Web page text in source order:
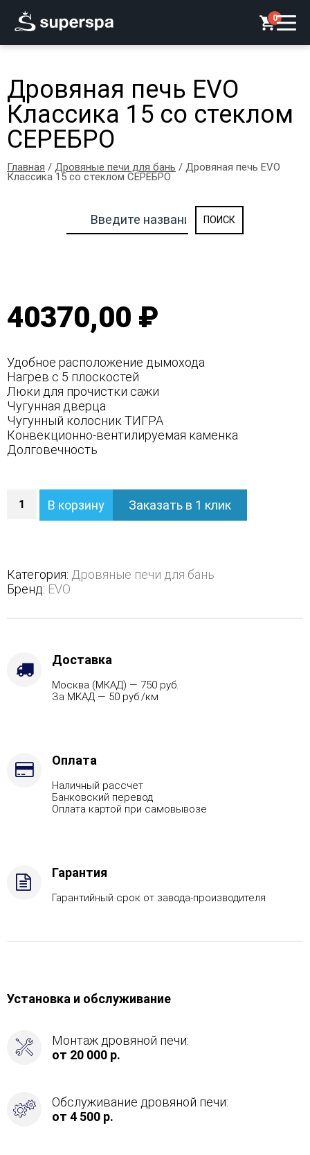
0
Дровяная печь EVO
Классика 15 со стеклом
СЕРЕБРО
Главная / Дровяные печи для бань / Дровяная печь EVO
Классика 15 со стеклом СЕРЕБРО
40370,00 ₽
Удобное расположение дымохода
Нагрев с 5 плоскостей
Люки для прочистки сажи
Чугунная дверца
Чугунный колосник ТИГРА
Конвекционно-вентилируемая каменка
Долговечность
Дровяная
15
со
стеклом
В корзину Заказать в 1 клик
Категория: Дровяные печи для бань
Бренд: EVO
Доставка
Москва (МКАД) — 750 руб.
За МКАД — 50 руб./км
Оплата
Наличный рассчет
Банковский перевод
Оплата картой при самовывозе
Гарантия
Гарантийный срок от завода-производителя
Установка и обслуживание
Монтаж дровяной печи:
от 20 000 р.
Обслуживание дровяной печи:
от 4 500 р.